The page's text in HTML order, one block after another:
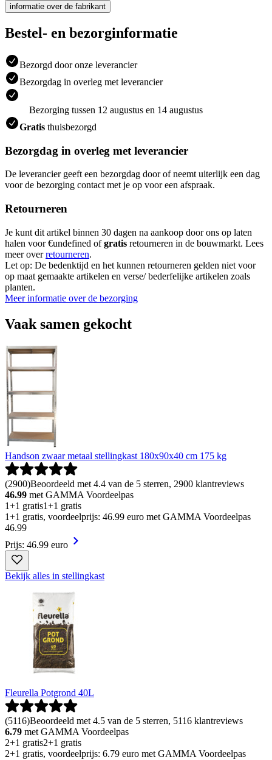
informatie over de fabrikant
Bestel- en bezorginformatie
Bezorgd door onze leverancier
Bezorgdag in overleg met leverancier
Bezorging tussen 12 augustus en 14 augustus
Gratis thuisbezorgd
Bezorgdag in overleg met leverancier
De leverancier geeft een bezorgdag door of neemt uiterlijk een dag
voor de bezorging contact met je op voor een afspraak.
Retourneren
Je kunt dit artikel binnen 30 dagen na aankoop door ons op laten
halen voor €undefined ofgratis retourneren in de bouwmarkt. Lees
meer overretourneren.
Let op: De bedenktijd en het kunnen retourneren gelden niet voor
op maat gemaakte artikelen en verse/ bederfelijke artikelen zoals
planten.
Meer informatie over de bezorging
Vaak samen gekocht
Handson zwaar metaal stellingkast 180x90x40 cm 175 kg
(2900)Beoordeeld met 4.4 van de 5 sterren, 2900 klantreviews
46.99 met GAMMA Voordeelpas
1+1 gratis1+1 gratis
1+1 gratis, voordeelprijs: 46.99 euro met GAMMA Voordeelpas
46.99
Prijs: 46.99 euro
Bekijk alles in stellingkast
Fleurella Potgrond 40L
(5116)Beoordeeld met 4.5 van de 5 sterren, 5116 klantreviews
6.79 met GAMMA Voordeelpas
2+1 gratis2+1 gratis
2+1 gratis, voordeelprijs: 6.79 euro met GAMMA Voordeelpas